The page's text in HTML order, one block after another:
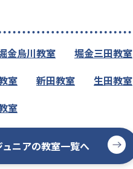
金烏川教室 堀金三田教室
室 新田教室 生田教室
室
ュニアの教室一覧へ